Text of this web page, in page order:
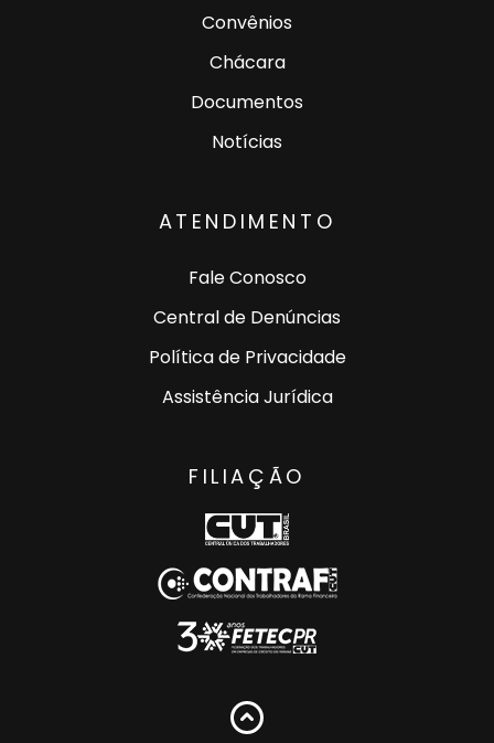
Convênios
Chácara
Documentos
Notícias
ATENDIMENTO
Fale Conosco
Central de Denúncias
Política de Privacidade
Assistência Jurídica
FILIAÇÃO